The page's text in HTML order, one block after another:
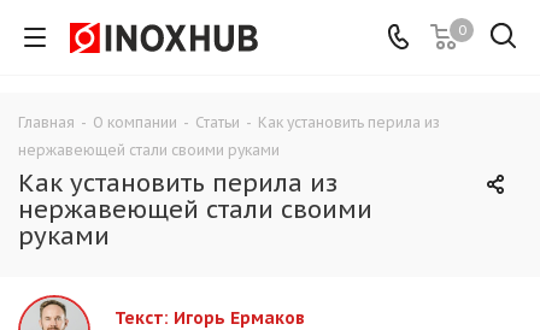
0
Главная - О компании - Статьи - Как установить перила из
нержавеющей стали своими руками
Как установить перила из
нержавеющей стали своими
руками
Текст: Игорь Ермаков